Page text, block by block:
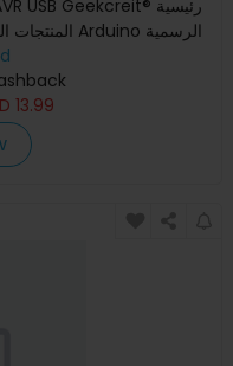
لبرمجة Arduino - المنتجات التي تعمل مع لوحات Arduino الرسمية
13.99